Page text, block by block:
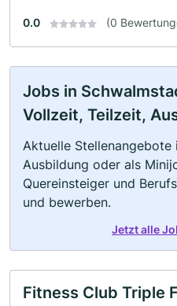
0.0 (0
Jobs in
Vollzeit, Teilzeit,
Aktuelle
Ausbildung oder als
Quereinsteiger und
und bewerben.
Jetzt alle
Fitness Club Triple